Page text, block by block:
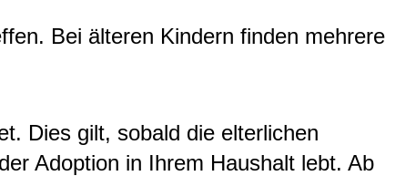
Bei älteren Kindern finden mehrere
Dies gilt, sobald die elterlichen
Adoption in Ihrem Haushalt lebt. Ab